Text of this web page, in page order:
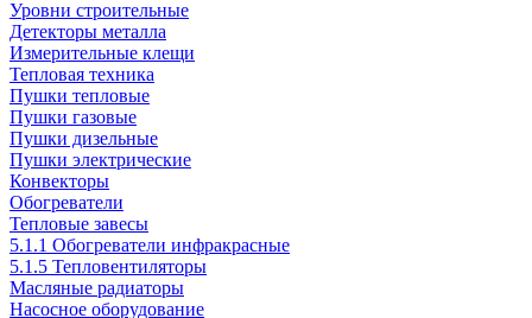
Уровни строительные
Детекторы металла
Измерительные клещи
Тепловая техника
Пушки тепловые
Пушки газовые
Пушки дизельные
Пушки электрические
Конвекторы
Обогреватели
Тепловые завесы
5.1.1 Обогреватели инфракрасные
5.1.5 Тепловентиляторы
Масляные радиаторы
Насосное оборудование